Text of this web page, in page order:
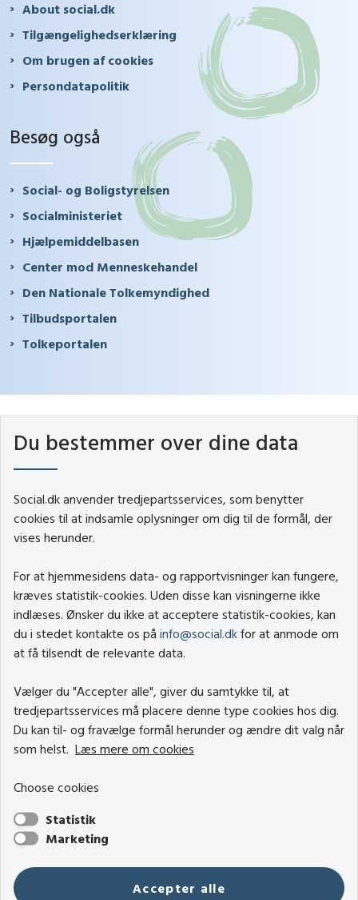
About social.dk
Tilgængelighedserklæring
Om brugen af cookies
Persondatapolitik
Besøg også
Social- og Boligstyrelsen
Socialministeriet
Hjælpemiddelbasen
Center mod Menneskehandel
Den Nationale Tolkemyndighed
Tilbudsportalen
Tolkeportalen
Du bestemmer over dine data
Social.dk anvender tredjepartsservices, som benytter
cookies til at indsamle oplysninger om dig til de formål, der
vises herunder.
For at hjemmesidens data- og rapportvisninger kan fungere,
kræves statistik-cookies. Uden disse kan visningerne ikke
indlæses. Ønsker du ikke at acceptere statistik-cookies, kan
du i stedet kontakte os på info@social.dk for at anmode om
at få tilsendt de relevante data.
Vælger du "Accepter alle", giver du samtykke til, at
tredjepartsservices må placere denne type cookies hos dig.
Du kan til- og fravælge formål herunder og ændre dit valg når
som helst. Læs mere om cookies
Choose cookies
Statistik
Marketing
Accepter alle